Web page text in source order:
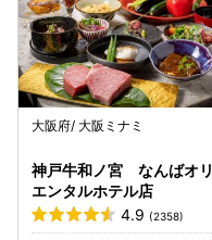
大阪府/ 大阪ミナミ
神戸牛和ノ宮 なんばオリ
エンタルホテル店
4.9 (2358)